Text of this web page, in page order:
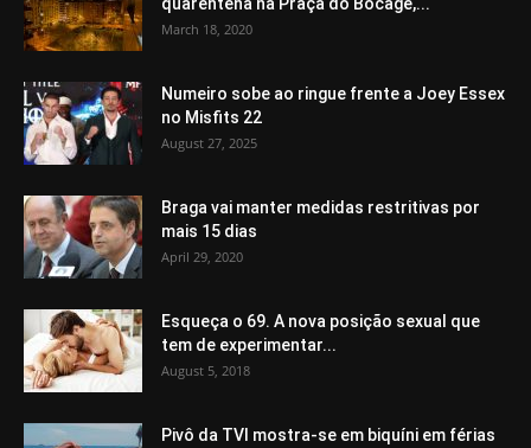
quarentena na Praça do Bocage,...
March 18, 2020
Numeiro sobe ao ringue frente a Joey Essex
no Misfits 22
August 27, 2025
Braga vai manter medidas restritivas por
mais 15 dias
April 29, 2020
Esqueça o 69. A nova posição sexual que
tem de experimentar...
August 5, 2018
Pivô da TVI mostra-se em biquíni em férias